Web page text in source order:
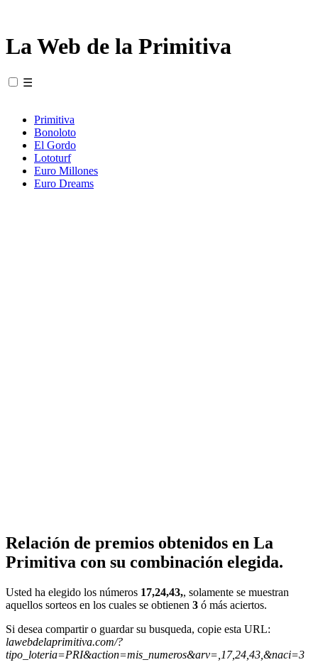
La Web de la Primitiva
☰
Primitiva
Bonoloto
El Gordo
Lototurf
Euro Millones
Euro Dreams
Relación de premios obtenidos en La
Primitiva con su combinación elegida.
Usted ha elegido los números 17,24,43,, solamente se muestran
aquellos sorteos en los cuales se obtienen 3 ó más aciertos.
Si desea compartir o guardar su busqueda, copie esta URL:
lawebdelaprimitiva.com/?
tipo_loteria=PRI&action=mis_numeros&arv=,17,24,43,&naci=3